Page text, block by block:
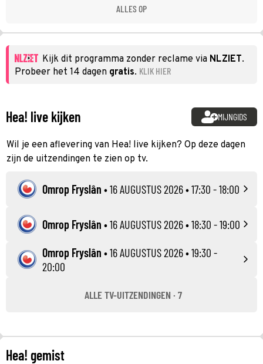
ALLES OP
Kijk dit programma zonder reclame via NLZIET.
Probeer het 14 dagen gratis. KLIK HIER
Hea! live kijken MIJNGIDS
Wil je een aflevering van Hea! live kijken? Op deze dagen
zijn de uitzendingen te zien op tv.
Omrop Fryslân •16 AUGUSTUS 2026• 17:30 - 18:00
Omrop Fryslân •16 AUGUSTUS 2026• 18:30 - 19:00
Omrop Fryslân •16 AUGUSTUS 2026• 19:30 -
20:00
ALLE TV-UITZENDINGEN · 7
Hea! gemist